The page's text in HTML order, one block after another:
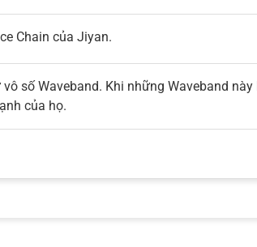
Chain của Jiyan.
số Waveband. Khi những Waveband
của họ.